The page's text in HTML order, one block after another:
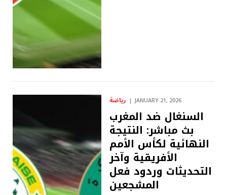
رياضة JANUARY 21, 2026
السنغال ضد المغرب
بث مباشر: النتيجة
النهائية لكأس الأمم
الأفريقية وآخر
التحديثات وردود فعل
المشجعين